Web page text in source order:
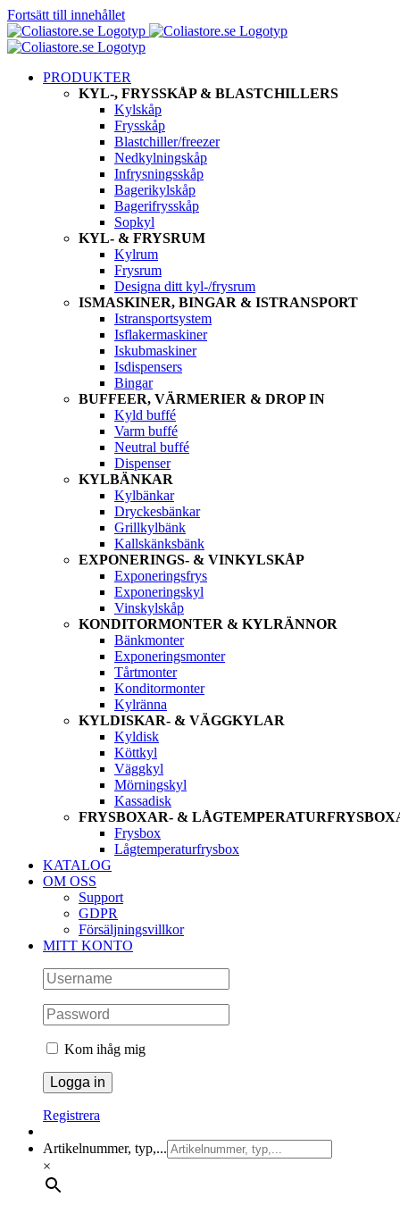
Fortsätt till innehållet
PRODUKTER
KYL-, FRYSSKÅP & BLASTCHILLERS
Kylskåp
Frysskåp
Blastchiller/freezer
Nedkylningskåp
Infrysningsskåp
Bagerikylskåp
Bagerifrysskåp
Sopkyl
KYL- & FRYSRUM
Kylrum
Frysrum
Designa ditt kyl-/frysrum
ISMASKINER, BINGAR & ISTRANSPORT
Istransportsystem
Isflakermaskiner
Iskubmaskiner
Isdispensers
Bingar
BUFFEER, VÄRMERIER & DROP IN
Kyld buffé
Varm buffé
Neutral buffé
Dispenser
KYLBÄNKAR
Kylbänkar
Dryckesbänkar
Grillkylbänk
Kallskänksbänk
EXPONERINGS- & VINKYLSKÅP
Exponeringsfrys
Exponeringskyl
Vinskylskåp
KONDITORMONTER & KYLRÄNNOR
Bänkmonter
Exponeringsmonter
Tårtmonter
Konditormonter
Kylränna
KYLDISKAR- & VÄGGKYLAR
Kyldisk
Köttkyl
Väggkyl
Mörningskyl
Kassadisk
FRYSBOXAR- &
Frysbox
Lågtemperaturfrysbox
KATALOG
OM OSS
Support
GDPR
Försäljningsvillkor
MITT KONTO
Kom ihåg mig
Registrera
Artikelnummer, typ,...
×